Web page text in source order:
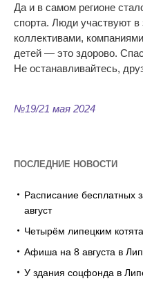
Да и в самом регионе
спорта. Люди участвуют в
коллективами, компаниями
детей — это здорово.
Не останавливайтесь,
№19/21 мая 2024
ПОСЛЕДНИЕ НОВОСТИ
Расписание бесплатных
август
Четырём липецким
Афиша на 8 августа в
У здания соцфонда в